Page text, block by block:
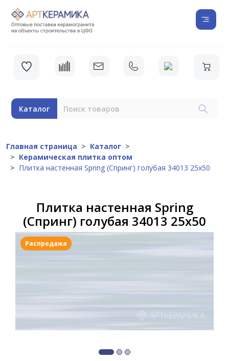
Каталог
Главная страница
Каталог
Керамическая плитка оптом
Плитка настенная Spring (Спринг) голубая 34013 25х50
Плитка настенная Spring
(Спринг) голубая 34013 25х50
Распродажа